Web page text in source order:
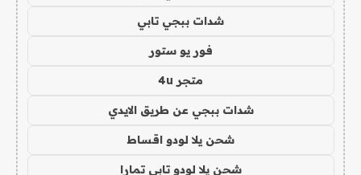
شدات ببجي تابي
فور يو ستور
متجر 4u
شدات ببجي عن طريق الايدي
شحن يلا لودو اقساط
شحن يلا لودو تابي تمارا